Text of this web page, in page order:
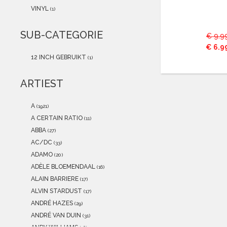
2018(0)
VINYL (1)
SUB-CATEGORIE
12 INCH GEBRUIKT (1)
ARTIEST
A (1921)
A CERTAIN RATIO (11)
ABBA (27)
AC/DC (33)
ADAMO (20)
ADÈLE BLOEMENDAAL (16)
ALAIN BARRIERE (17)
ALVIN STARDUST (17)
ANDRÉ HAZES (29)
ANDRÉ VAN DUIN (31)
€
€